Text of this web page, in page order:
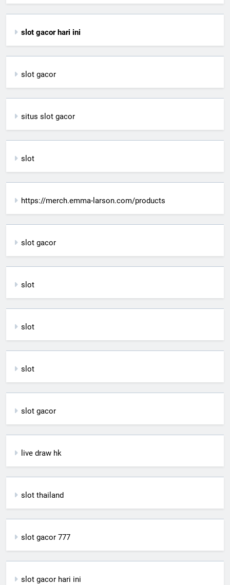
slot gacor hari ini
slot gacor
situs slot gacor
slot
https://merch.emma-larson.com/products
slot gacor
slot
slot
slot
slot gacor
live draw hk
slot thailand
slot gacor 777
slot gacor hari ini